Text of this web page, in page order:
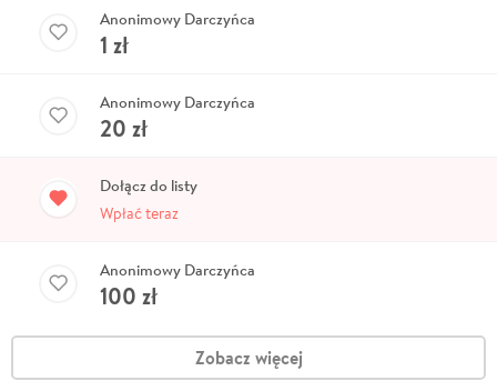
Anonimowy Darczyńca
1 zł
Anonimowy Darczyńca
20 zł
Dołącz do listy
Wpłać teraz
Anonimowy Darczyńca
100 zł
Zobacz więcej